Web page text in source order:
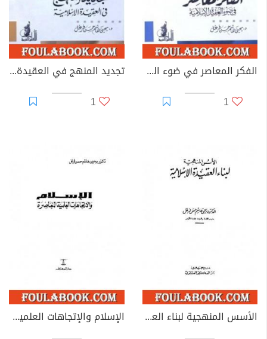
الفكر المعاصر في ضوء العقيدة الإسلامية
1
تجديد المنهج في العقيدة الإسلامية
1
الأسس المنهجية لبناء العقيدة الإسلامية الإسلام والإتجاهات العلمية المعاصرة